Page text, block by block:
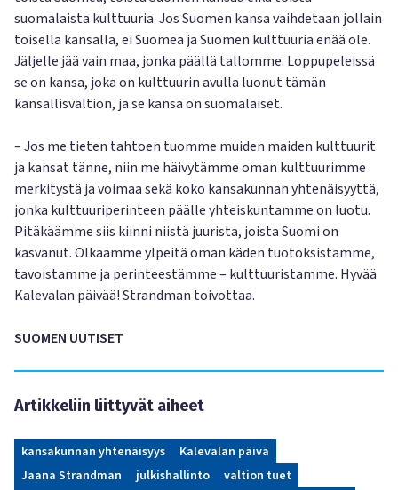
suomalaista kulttuuria. Jos Suomen kansa vaihdetaan jollain
toisella kansalla, ei Suomea ja Suomen kulttuuria enää ole.
Jäljelle jää vain maa, jonka päällä tallomme. Loppupeleissä
se on kansa, joka on kulttuurin avulla luonut tämän
kansallisvaltion, ja se kansa on suomalaiset.
– Jos me tieten tahtoen tuomme muiden maiden kulttuurit
ja kansat tänne, niin me häivytämme oman kulttuurimme
merkitystä ja voimaa sekä koko kansakunnan yhtenäisyyttä,
jonka kulttuuriperinteen päälle yhteiskuntamme on luotu.
Pitäkäämme siis kiinni niistä juurista, joista Suomi on
kasvanut. Olkaamme ylpeitä oman käden tuotoksistamme,
tavoistamme ja perinteestämme – kulttuuristamme. Hyvää
Kalevalan päivää! Strandman toivottaa.
SUOMEN UUTISET
Artikkeliin liittyvät aiheet
kansakunnan yhtenäisyys
Kalevalan päivä
Jaana Strandman
julkishallinto
valtion tuet